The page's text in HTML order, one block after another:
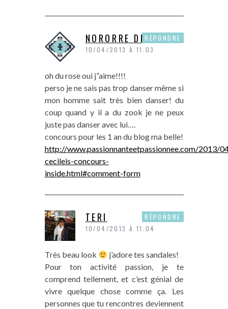
NORORRE DE P&P
10/04/2013 À 11:03
oh du rose oui j”aime!!!!
perso je ne sais pas trop danser même si
mon homme sait très bien danser! du
coup quand y il a du zook je ne peux
juste pas danser avec lui….
concours pour les 1 an du blog ma belle!
http://www.passionnanteetpassionnee.com/2013/
cecileis-concours-
inside.html#comment-form
RÉPONDRE
TERI
10/04/2013 À 11:04
Très beau look
j’adore tes sandales!
Pour ton activité passion, je te
comprend tellement, et c’est génial de
vivre quelque chose comme ça. Les
personnes que tu rencontres deviennent
RÉPONDRE